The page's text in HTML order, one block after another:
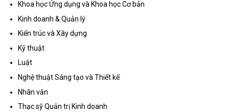
Khoa học Ứng dụng và Khoa học Cơ bản
Kinh doanh & Quản lý
Kiến trúc và Xây dựng
Kỹ thuật
Luật
Nghệ thuật Sáng tạo và Thiết kế
Nhân văn
Thạc sỹ Quản trị Kinh doanh